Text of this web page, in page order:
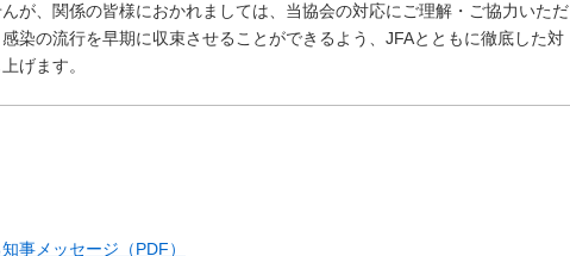
が、関係の皆様におかれましては、当協会の対応にご理解・ご協力いただ
染の流行を早期に収束させることができるよう、JFAとともに徹底した対
げます。
事メッセージ（PDF）